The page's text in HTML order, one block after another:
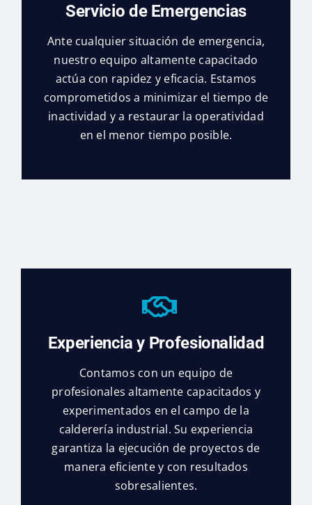
Servicio de Emergencias
Ante cualquier situación de emergencia,
nuestro equipo altamente capacitado
actúa con rapidez y eficacia. Estamos
comprometidos a minimizar el tiempo de
inactividad y a restaurar la operatividad
en el menor tiempo posible.
Experiencia y Profesionalidad
Contamos con un equipo de
profesionales altamente capacitados y
experimentados en el campo de la
calderería industrial. Su experiencia
garantiza la ejecución de proyectos de
manera eficiente y con resultados
sobresalientes.